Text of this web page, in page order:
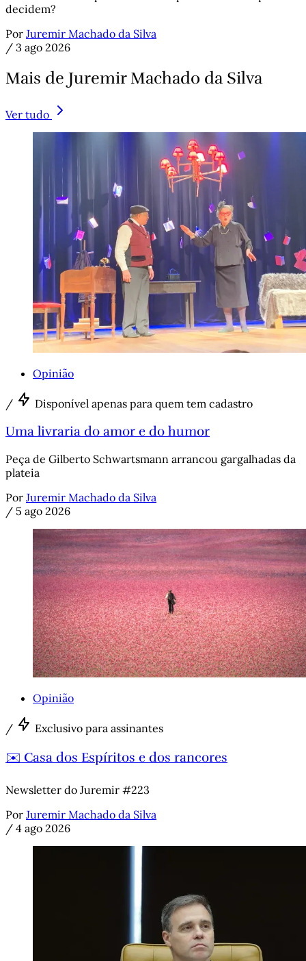
decidem?
Por Juremir Machado da Silva
/ 3 ago 2026
Mais de Juremir Machado da Silva
Ver tudo
Opinião
/ Disponível apenas para quem tem cadastro
Uma livraria do amor e do humor
Peça de Gilberto Schwartsmann arrancou gargalhadas da
plateia
Por Juremir Machado da Silva
/ 5 ago 2026
Opinião
/ Exclusivo para assinantes
✉️ Casa dos Espíritos e dos rancores
Newsletter do Juremir #223
Por Juremir Machado da Silva
/ 4 ago 2026